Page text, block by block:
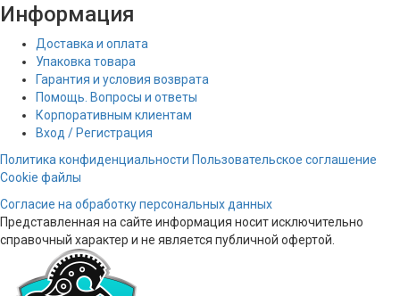
Информация
Доставка и оплата
Упаковка товара
Гарантия и условия возврата
Помощь. Вопросы и ответы
Корпоративным клиентам
Вход / Регистрация
Политика конфиденциальности Пользовательское соглашение
Cookie файлы
Согласие на обработку персональных данных
Представленная на сайте информация носит исключительно
справочный характер и не является публичной офертой.